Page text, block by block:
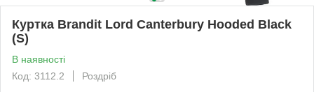
Куртка Brandit Lord Canterbury Hooded Black
(S)
В наявності
Код: 3112.2
Роздріб